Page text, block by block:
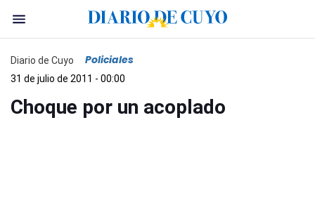
Diario de Cuyo Policiales
31 de julio de 2011 - 00:00
Choque por un acoplado